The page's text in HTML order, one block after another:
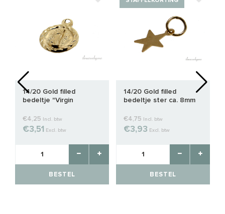
14/20 Gold filled
bedeltje "Virgin
€4,25 Incl. btw
€3,51 Excl. btw
BESTEL
14/20 Gold filled
bedeltje ster ca. 8mm
€4,75 Incl. btw
€3,93 Excl. btw
BESTEL